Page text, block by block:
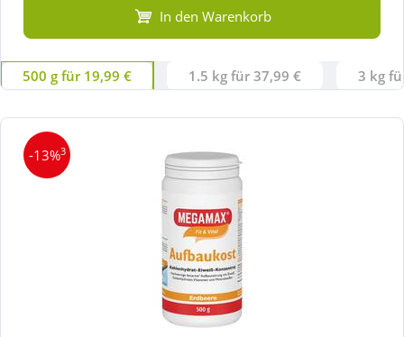
In den Warenkorb
500 g für 19,99 € 1.5 kg für 37,99 € 3 kg
-13%3